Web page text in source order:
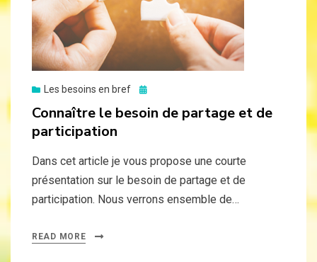
Les besoins en bref
Posted
Connaître le besoin de partage et de
participation
Dans cet article je vous propose une courte
présentation sur le besoin de partage et de
participation. Nous verrons ensemble de…
READ MORE